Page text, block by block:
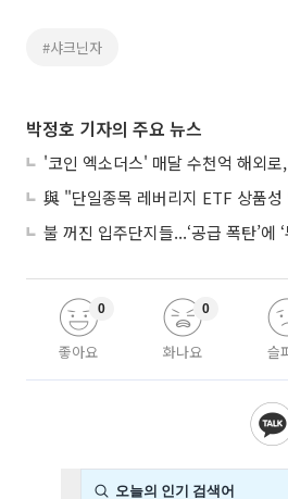
#샤크닌자
박정호 기자의 주요 뉴스
'코인 엑소더스' 매달 수천억 해외로
불 꺼진 입주단지들...‘공급 폭탄’에
좋아요
0
화나요
0
슬